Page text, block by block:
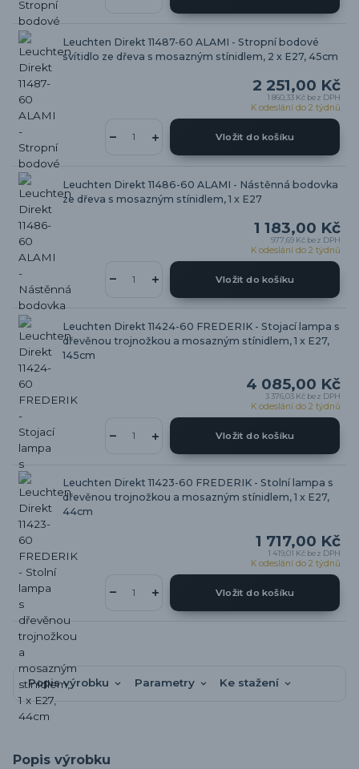
Leuchten Direkt 11487-60 ALAMI - Stropní bodové
svítidlo ze dřeva s mosazným stínidlem, 2 x E27, 45cm
2 251,00 Kč
1 860,33 Kč bez DPH
K odeslání do 2 týdnů
Vložit do košíku
Leuchten Direkt 11486-60 ALAMI - Nástěnná bodovka
ze dřeva s mosazným stínidlem, 1 x E27
1 183,00 Kč
977,69 Kč bez DPH
K odeslání do 2 týdnů
Vložit do košíku
Leuchten Direkt 11424-60 FREDERIK - Stojací lampa s
dřevěnou trojnožkou a mosazným stínidlem, 1 x E27,
145cm
4 085,00 Kč
3 376,03 Kč bez DPH
K odeslání do 2 týdnů
Vložit do košíku
Leuchten Direkt 11423-60 FREDERIK - Stolní lampa s
dřevěnou trojnožkou a mosazným stínidlem, 1 x E27,
44cm
1 717,00 Kč
1 419,01 Kč bez DPH
K odeslání do 2 týdnů
Vložit do košíku
Popis výrobku Parametry Ke stažení
Popis výrobku